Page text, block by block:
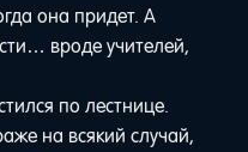
она придет. А
вроде учителей,
по лестнице.
на всякий случай,